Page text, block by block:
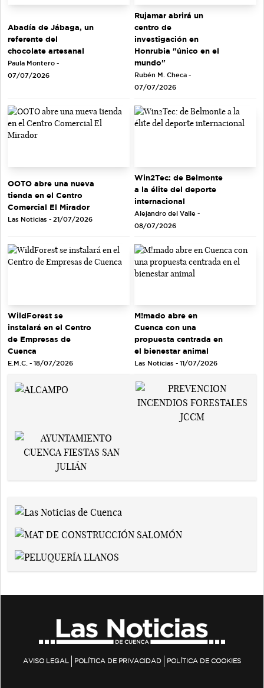
Abadía de Jábaga, un
referente del
chocolate artesanal
Paula Montero -
07/07/2026
Rujamar abrirá un
centro de
investigación en
Honrubia "único en el
mundo"
Rubén M. Checa -
07/07/2026
OOTO abre una nueva
tienda en el Centro
Comercial El Mirador
Las Noticias - 21/07/2026
Win2Tec: de Belmonte
a la élite del deporte
internacional
Alejandro del Valle -
08/07/2026
WildForest se
instalará en el Centro
de Empresas de
Cuenca
E.M.C. - 18/07/2026
M!mado abre en
Cuenca con una
propuesta centrada en
el bienestar animal
Las Noticias - 11/07/2026
AVISO LEGAL POLÍTICA DE PRIVACIDAD POLÍTICA DE COOKIES